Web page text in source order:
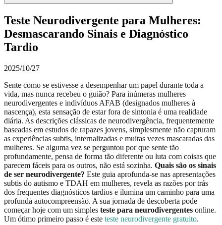
Teste Neurodivergente para Mulheres:
Desmascarando Sinais e Diagnóstico
Tardio
2025/10/27
Sente como se estivesse a desempenhar um papel durante toda a
vida, mas nunca recebeu o guião? Para inúmeras mulheres
neurodivergentes e indivíduos AFAB (designados mulheres à
nascença), esta sensação de estar fora de sintonia é uma realidade
diária. As descrições clássicas de neurodivergência, frequentemente
baseadas em estudos de rapazes jovens, simplesmente não capturam
as experiências subtis, internalizadas e muitas vezes mascaradas das
mulheres. Se alguma vez se perguntou por que sente tão
profundamente, pensa de forma tão diferente ou luta com coisas que
parecem fáceis para os outros, não está sozinha. Quais são os sinais
de ser neurodivergente? Este guia aprofunda-se nas apresentações
subtis do autismo e TDAH em mulheres, revela as razões por trás
dos frequentes diagnósticos tardios e ilumina um caminho para uma
profunda autocompreensão. A sua jornada de descoberta pode
começar hoje com um simples teste para neurodivergentes online.
Um ótimo primeiro passo é este teste neurodivergente gratuito.